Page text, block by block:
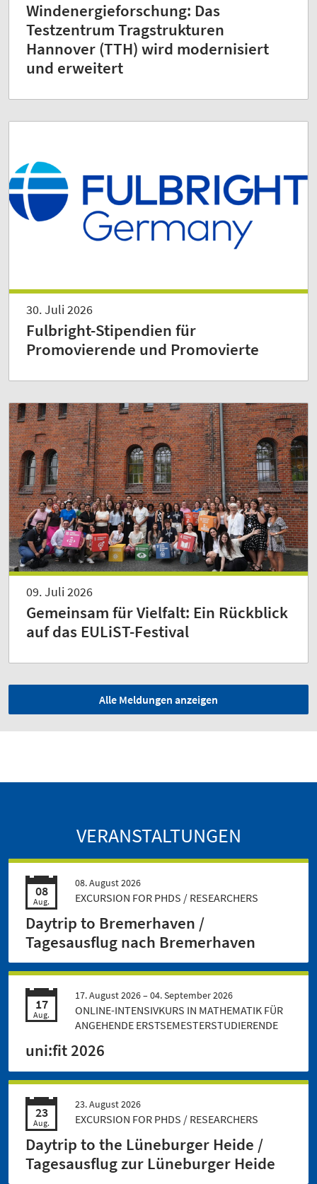
Windenergieforschung: Das
Testzentrum Tragstrukturen
Hannover (TTH) wird modernisiert
und erweitert
30. Juli 2026
Fulbright-Stipendien für
Promovierende und Promovierte
09. Juli 2026
Gemeinsam für Vielfalt: Ein Rückblick
auf das EULiST-Festival
Alle Meldungen anzeigen
VERANSTALTUNGEN
08
Aug.
08. August 2026
EXCURSION FOR PHDS / RESEARCHERS
Daytrip to Bremerhaven /
Tagesausflug nach Bremerhaven
17
Aug.
17. August 2026 –04. September 2026
ONLINE-INTENSIVKURS IN MATHEMATIK FÜR
ANGEHENDE ERSTSEMESTERSTUDIERENDE
uni:fit 2026
23
Aug.
23. August 2026
EXCURSION FOR PHDS / RESEARCHERS
Daytrip to the Lüneburger Heide /
Tagesausflug zur Lüneburger Heide